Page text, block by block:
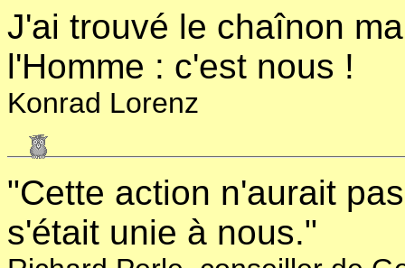
J'ai trouvé le chaînon
l'Homme : c'est nous !
Konrad Lorenz
"Cette action n'aurait
s'était unie à nous."